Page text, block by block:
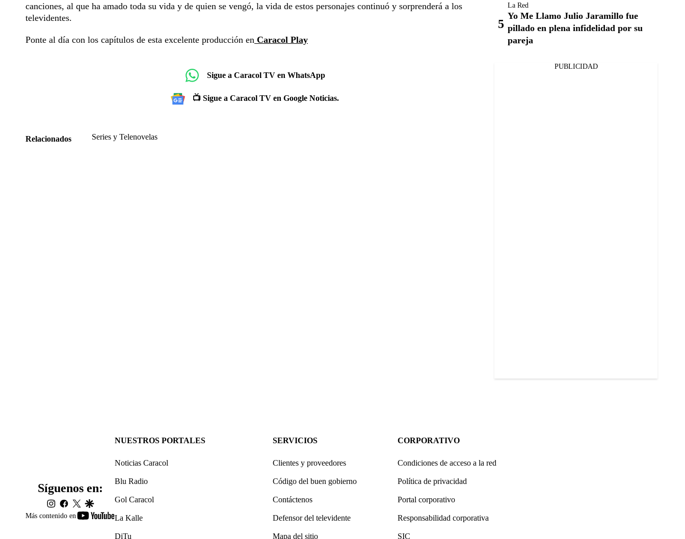
canciones, al que ha amado toda su vida y de quien se vengó, la vida de estos personajes continuó y sorprenderá a los
televidentes.
Ponte al día con los capítulos de esta excelente producción en Caracol Play
Sigue a Caracol TV en WhatsApp
📺 Sigue a Caracol TV en Google Noticias.
Relacionados Series y Telenovelas
La Red
Yo Me Llamo Julio Jaramillo fue
pillado en plena infidelidad por su
pareja
PUBLICIDAD
Más contenido en
youtube-
Síguenos en:
instagram
facebook
twittergoogle
NUESTROS PORTALES
Noticias Caracol
Blu Radio
Gol Caracol
La Kalle
DiTu
SERVICIOS
Clientes y proveedores
Código del buen gobierno
Contáctenos
Defensor del televidente
Mapa del sitio
CORPORATIVO
Condiciones de acceso a la red
Política de privacidad
Portal corporativo
Responsabilidad corporativa
SIC